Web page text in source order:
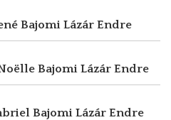
Bajomi Lázár Endre
Bajomi Lázár Endre
Bajomi Lázár Endre